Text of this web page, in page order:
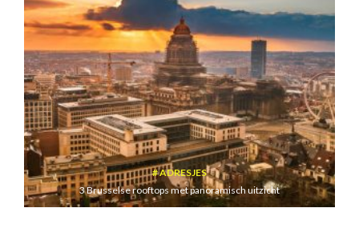
ADRESJES
3 Brusselse rooftops met panoramisch uitzicht